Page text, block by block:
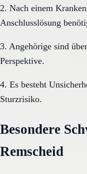
2. Nach einem
Anschlusslösung
3. Angehörige sind
Perspektive.
4. Es besteht
Sturzrisiko.
Besondere
Remscheid